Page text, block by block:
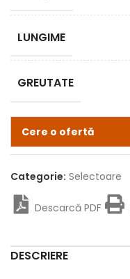
LUNGIME
GREUTATE
Cere o ofertă
Categorie: Selectoare
Descarcă PDF
DESCRIERE